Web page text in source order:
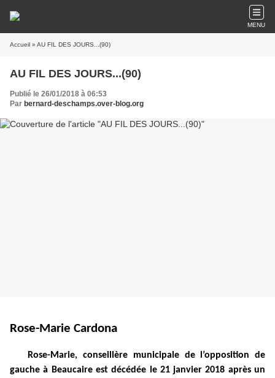
MENU
Accueil » AU FIL DES JOURS...(90)
AU FIL DES JOURS...(90)
Publié le 26/01/2018 à 06:53
Par bernard-deschamps.over-blog.org
Rose-Marie Cardona
Rose-Marie, conseillère municipale de l’opposition de
gauche à Beaucaire est décédée le 21 janvier 2018 après un